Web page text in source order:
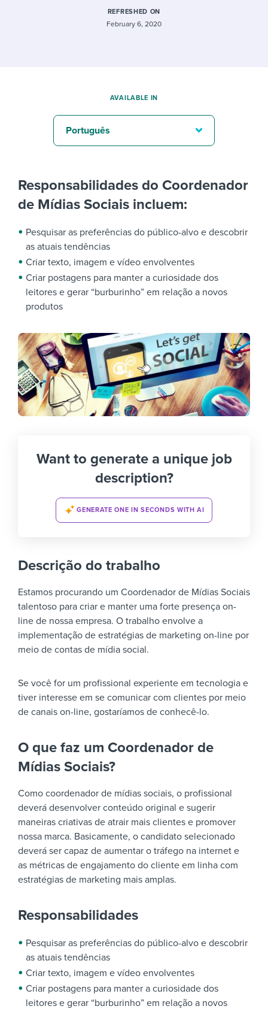
REFRESHED ON
February 6, 2020
Responsabilidades do Coordenador
de Mídias Sociais incluem:
Pesquisar as preferências do público-alvo e descobrir
as atuais tendências
Criar texto, imagem e vídeo envolventes
Criar postagens para manter a curiosidade dos
leitores e gerar “burburinho” em relação a novos
produtos
Want to generate a unique job
description?
GENERATE ONE IN SECONDS WITH AI
Descrição do trabalho
Estamos procurando um Coordenador de Mídias Sociais
talentoso para criar e manter uma forte presença on-
line de nossa empresa. O trabalho envolve a
implementação de estratégias de marketing on-line por
meio de contas de mídia social.
Se você for um profissional experiente em tecnologia e
tiver interesse em se comunicar com clientes por meio
de canais on-line, gostaríamos de conhecê-lo.
O que faz um Coordenador de
Mídias Sociais?
Como coordenador de mídias sociais, o profissional
deverá desenvolver conteúdo original e sugerir
maneiras criativas de atrair mais clientes e promover
nossa marca. Basicamente, o candidato selecionado
deverá ser capaz de aumentar o tráfego na internet e
as métricas de engajamento do cliente em linha com
estratégias de marketing mais amplas.
Responsabilidades
Pesquisar as preferências do público-alvo e descobrir
as atuais tendências
Criar texto, imagem e vídeo envolventes
Criar postagens para manter a curiosidade dos
leitores e gerar “burburinho” em relação a novos
AVAILABLE IN
Português